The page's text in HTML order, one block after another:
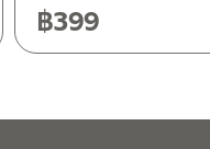
฿399